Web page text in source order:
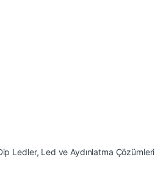
Ledler, Led ve Aydınlatma Çözümleri